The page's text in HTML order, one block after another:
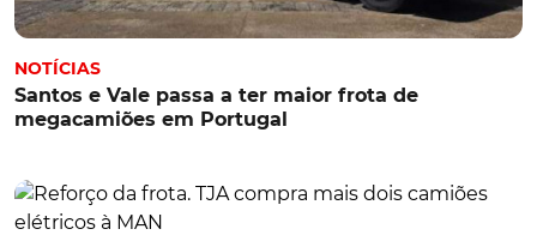
NOTÍCIAS
Santos e Vale passa a ter maior frota de
megacamiões em Portugal